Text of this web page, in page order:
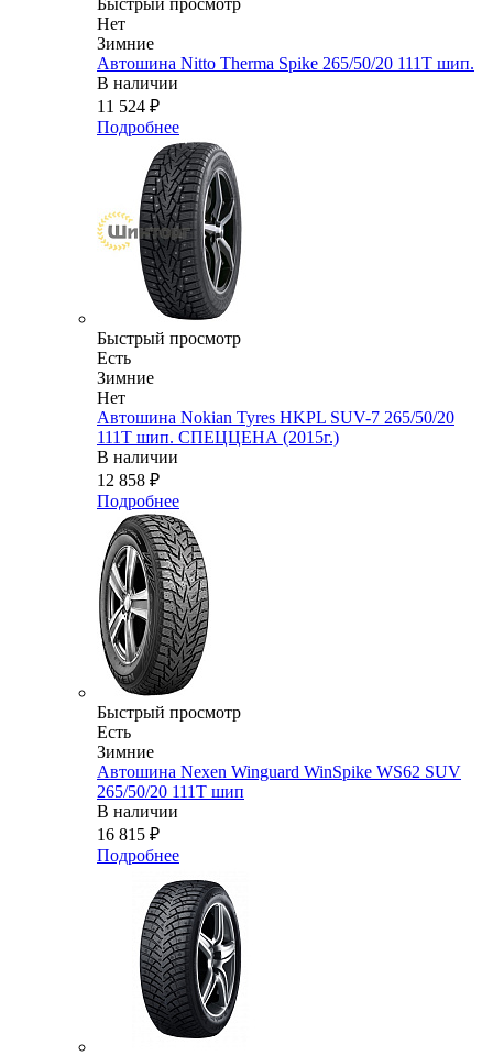
Быстрый просмотр
Нет
Зимние
Автошина Nitto Therma Spike 265/50/20 111T шип.
В наличии
11 524 ₽
Подробнее
Быстрый просмотр
Есть
Зимние
Нет
Автошина Nokian Tyres HKPL SUV-7 265/50/20
111Т шип. СПЕЦЦЕНА (2015г.)
В наличии
12 858 ₽
Подробнее
Быстрый просмотр
Есть
Зимние
Автошина Nexen Winguard WinSpike WS62 SUV
265/50/20 111T шип
В наличии
16 815 ₽
Подробнее